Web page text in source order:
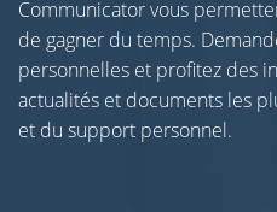
Communicator vous
de gagner du temps.
personnelles et profitez des
actualités et documents les
et du support personnel.